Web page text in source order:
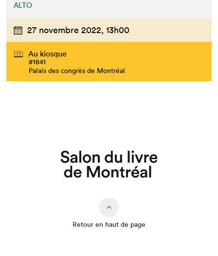
Que cherchez-vous?
ALTO
27 novembre 2022, 13h00
Au kiosque
#1841
Palais des congrès de Montréal
Retour en haut de page